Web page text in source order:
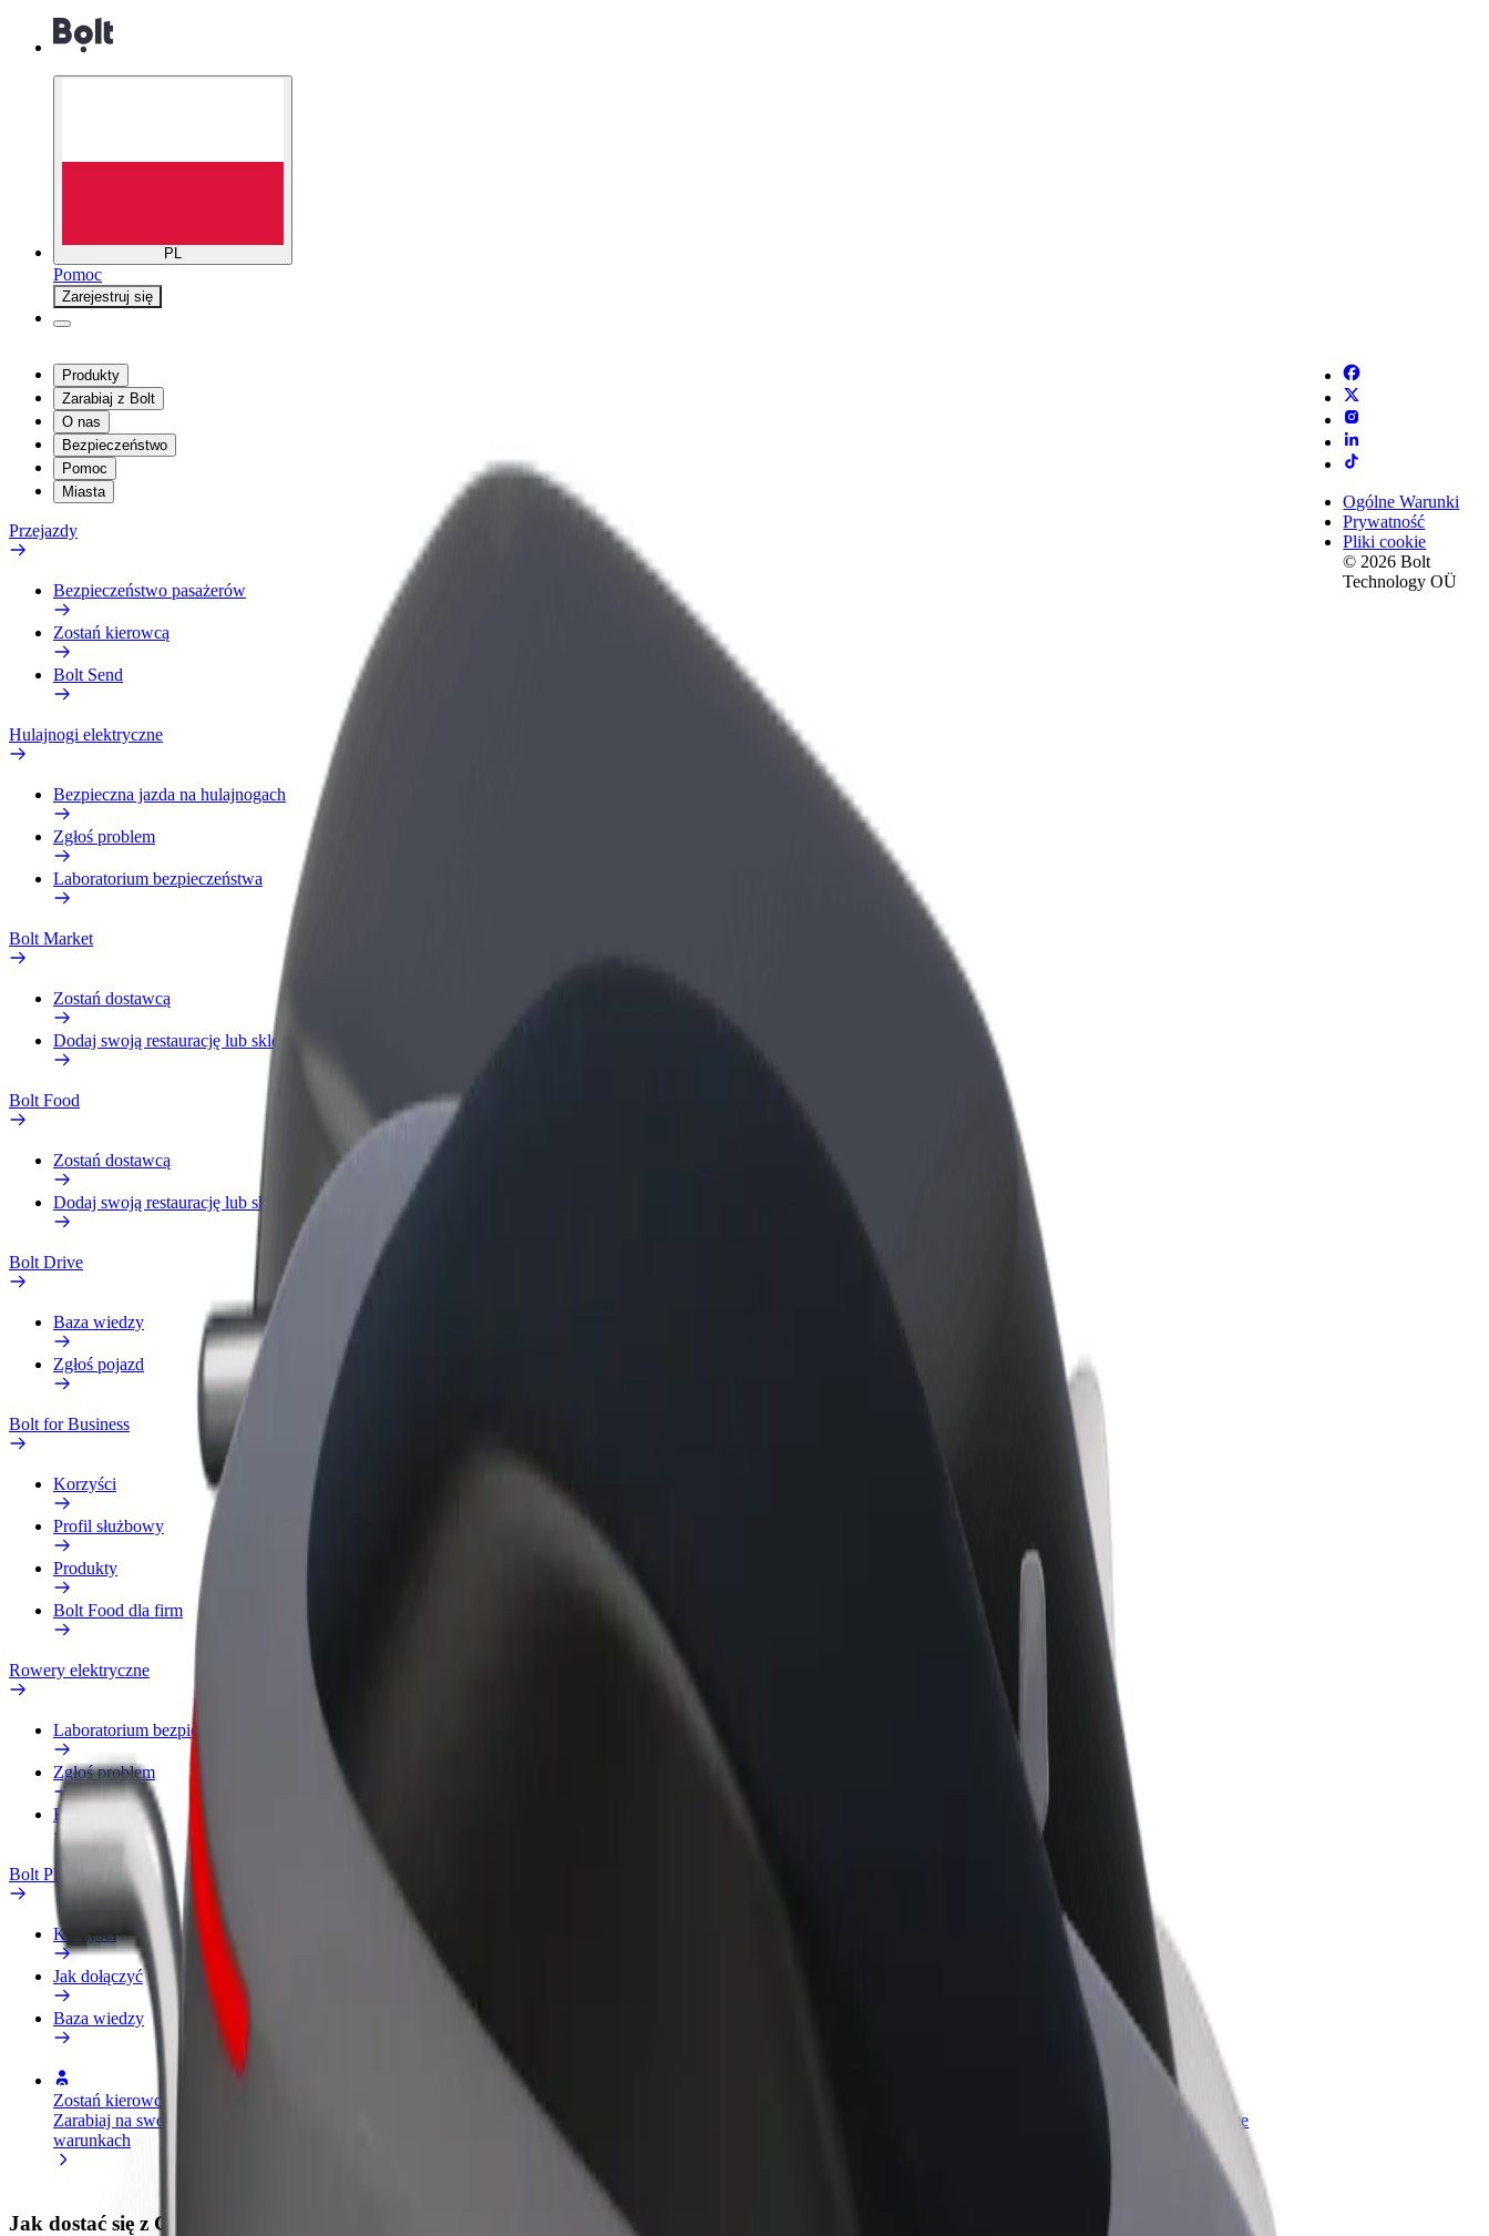
PL
Pomoc
Zarejestruj się
Produkty
Zarabiaj z Bolt
O nas
Bezpieczeństwo
Pomoc
Miasta
Przejazdy
Bezpieczeństwo pasażerów
Zostań kierowcą
Bolt Send
Hulajnogi elektryczne
Bezpieczna jazda na hulajnogach
Zgłoś problem
Laboratorium bezpieczeństwa
Bolt Market
Zostań dostawcą
Dodaj swoją restaurację lub sklep
Bolt Food
Zostań dostawcą
Dodaj swoją restaurację lub sklep
Bolt Drive
Baza wiedzy
Zgłoś pojazd
Bolt for Business
Korzyści
Profil służbowy
Produkty
Bolt Food dla firm
Rowery elektryczne
Laboratorium bezpieczeństwa
Zgłoś problem
Baza wiedzy
Bolt Plus
Korzyści
Jak dołączyć
Baza wiedzy
Zostań kierowcą
Zarabiaj na swoich
warunkach
Dodaj swoją restaurację lub sklep
Dotrzyj do większej liczby klientów
i zwiększ zyski
Bolt for Business
Produkty i usługi Bolt odpowiadające
potrzebom Twojej firmy
Ogólne Warunki
Prywatność
Pliki cookie
© 2026 Bolt
Technology OÜ
Jak dostać się z Gara Baia Mare do Auchan